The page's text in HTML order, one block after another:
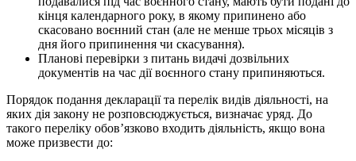
кінця календарного року, в якому припинено або
скасовано воєнний стан (але не менше трьох місяців з
дня його припинення чи скасування).
Планові перевірки з питань видачі дозвільних
документів на час дії воєнного стану припиняються.
Порядок подання декларації та перелік видів діяльності, на
яких дія закону не розповсюджується, визначає уряд. До
такого переліку обов’язково входить діяльність, якщо вона
може призвести до: